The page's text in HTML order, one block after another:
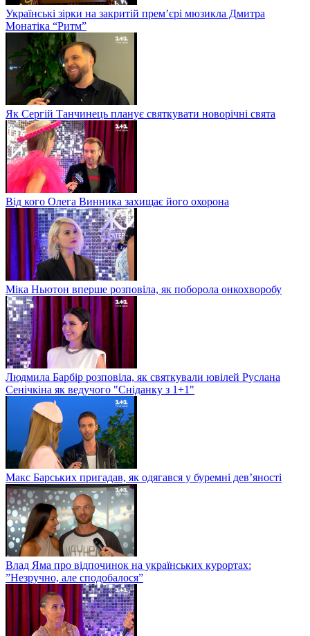
Українські зірки на закритій прем’єрі мюзикла Дмитра
Монатіка “Ритм”
Як Сергій Танчинець планує святкувати новорічні свята
Від кого Олега Винника захищає його охорона
Міка Ньютон вперше розповіла, як поборола онкохворобу
Людмила Барбір розповіла, як святкували ювілей Руслана
Сенічкіна як ведучого "Сніданку з 1+1"
Макс Барських пригадав, як одягався у буремні дев’яності
Влад Яма про відпочинок на українських курортах:
”Незручно, але сподобалося”